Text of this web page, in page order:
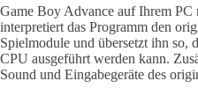
Game Boy Advance auf Ihrem PC
interpretiert das Programm den
Spielmodule und übersetzt ihn so,
CPU ausgeführt werden kann.
Sound und Eingabegeräte des